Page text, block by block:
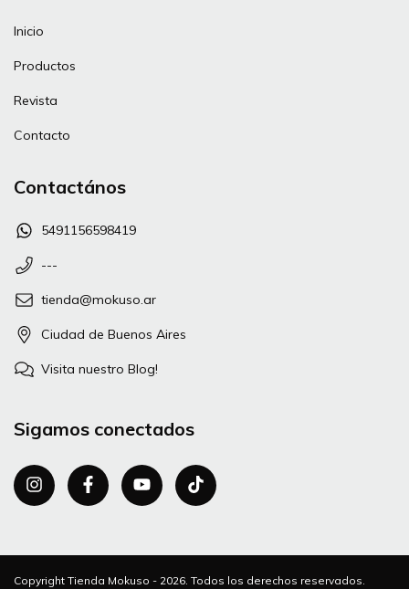
Inicio
Productos
Revista
Contacto
Contactános
5491156598419
---
tienda@mokuso.ar
Ciudad de Buenos Aires
Visita nuestro Blog!
Sigamos conectados
Copyright Tienda Mokuso - 2026. Todos los derechos reservados.